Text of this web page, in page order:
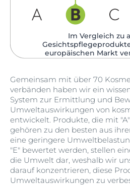
Im Vergleich zu
europäischen Markt
Gemeinsam mit über 70
verbänden haben wir ein
System zur Ermittlung und
Umweltauswirkungen von
entwickelt. Produkte, die mit
gehören zu den besten aus
eine geringere
"E" bewertet werden, stellen
die Umwelt dar, weshalb wir
darauf konzentrieren, diese
Umweltauswirkungen zu